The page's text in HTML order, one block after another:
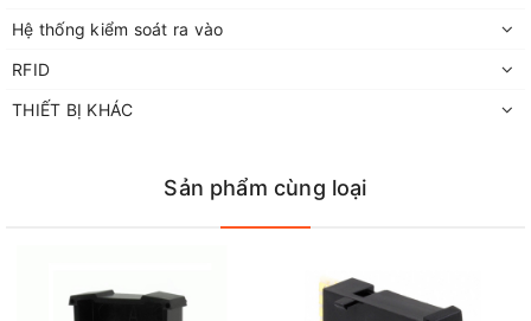
Hệ thống kiểm soát ra vào
RFID
THIẾT BỊ KHÁC
Sản phẩm cùng loại